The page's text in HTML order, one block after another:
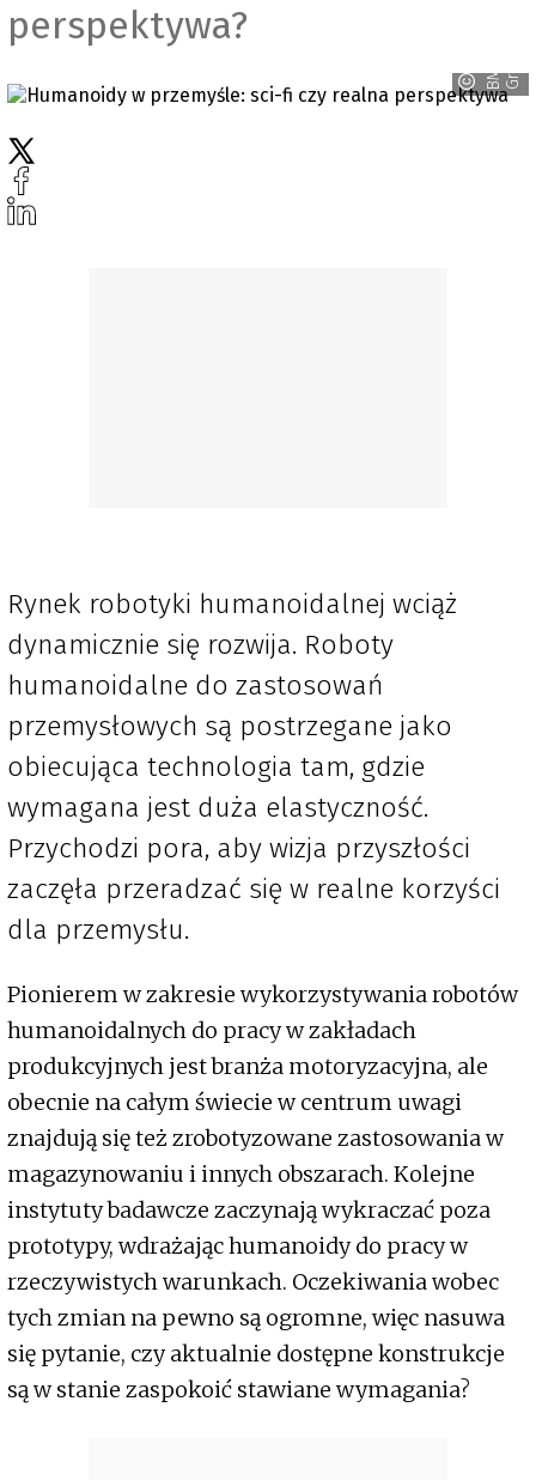
perspektywa?
B
M
W
G
r
o
up
Rynek robotyki humanoidalnej wciąż
dynamicznie się rozwija. Roboty
humanoidalne do zastosowań
przemysłowych są postrzegane jako
obiecująca technologia tam, gdzie
wymagana jest duża elastyczność.
Przychodzi pora, aby wizja przyszłości
zaczęła przeradzać się w realne korzyści
dla przemysłu.
Pionierem w zakresie wykorzystywania robotów
humanoidalnych do pracy w zakładach
produkcyjnych jest branża motoryzacyjna, ale
obecnie na całym świecie w centrum uwagi
znajdują się też zrobotyzowane zastosowania w
magazynowaniu i innych obszarach. Kolejne
instytuty badawcze zaczynają wykraczać poza
prototypy, wdrażając humanoidy do pracy w
rzeczywistych warunkach. Oczekiwania wobec
tych zmian na pewno są ogromne, więc nasuwa
się pytanie, czy aktualnie dostępne konstrukcje
są w stanie zaspokoić stawiane wymagania?